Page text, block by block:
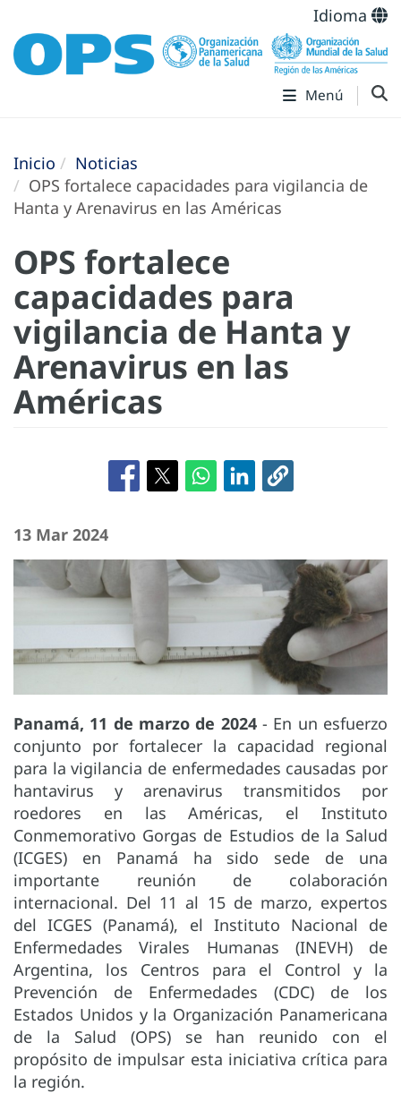
Idioma
Menú
Inicio
Noticias
OPS fortalece capacidades para vigilancia de
Hanta y Arenavirus en las Américas
OPS fortalece
capacidades para
vigilancia de Hanta y
Arenavirus en las
Américas
13 Mar 2024
Panamá, 11 de marzo de 2024- En un esfuerzo
conjunto por fortalecer la capacidad regional
para la vigilancia de enfermedades causadas por
hantavirus y arenavirus transmitidos por
roedores en las Américas, el Instituto
Conmemorativo Gorgas de Estudios de la Salud
(ICGES) en Panamá ha sido sede de una
importante reunión de colaboración
internacional. Del 11 al 15 de marzo, expertos
del ICGES (Panamá), el Instituto Nacional de
Enfermedades Virales Humanas (INEVH) de
Argentina, los Centros para el Control y la
Prevención de Enfermedades (CDC) de los
Estados Unidos y la Organización Panamericana
de la Salud (OPS) se han reunido con el
propósito de impulsar esta iniciativa crítica para
la región.